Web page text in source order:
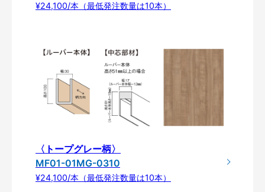
¥24,100/本（最低発注数量は10本）
〈トープグレー柄〉
MF01-01MG-0310
¥24,100/本（最低発注数量は10本）